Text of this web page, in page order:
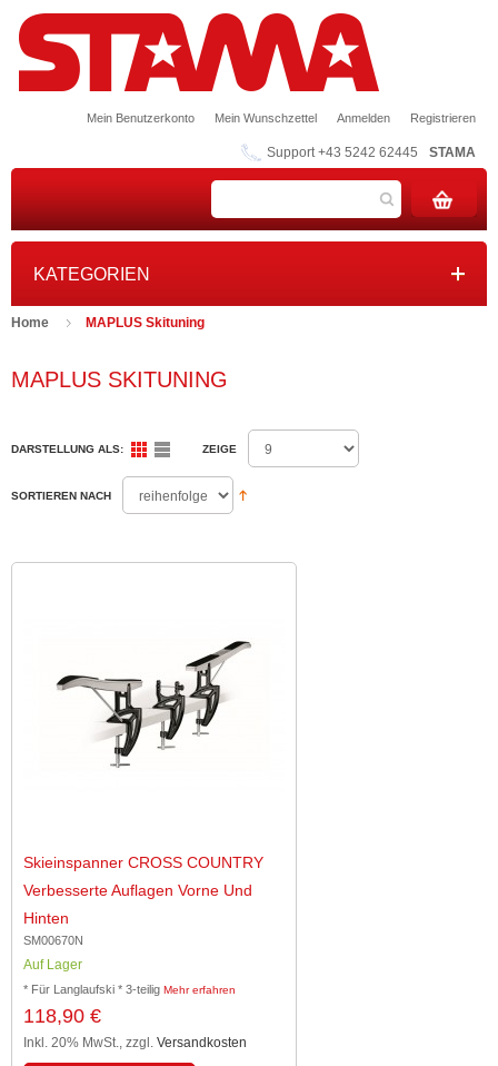
Mein Benutzerkonto Mein Wunschzettel Anmelden Registrieren
Support +43 5242 62445 STAMA
KATEGORIEN
Home MAPLUS Skituning
MAPLUS SKITUNING
DARSTELLUNG ALS: ZEIGE
SORTIEREN NACH
Skieinspanner CROSS COUNTRY
Verbesserte Auflagen Vorne Und
Hinten
SM00670N
Auf Lager
* Für Langlaufski * 3-teilig Mehr erfahren
118,90 €
Inkl. 20% MwSt., zzgl. Versandkosten